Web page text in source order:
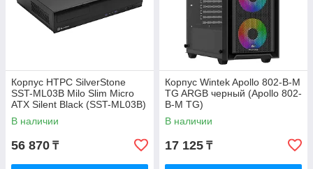
Корпус HTPC SilverStone
SST-ML03B Milo Slim Micro
ATX Silent Black (SST-ML03B)
В наличии
56 870 ₸
Корпус Wintek Apollo 802-B-M
TG ARGB черный (Apollo 802-
B-M TG)
В наличии
17 125 ₸